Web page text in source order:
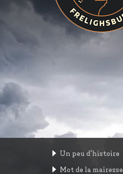
Un peu d’histoire
Mot de la mairesse